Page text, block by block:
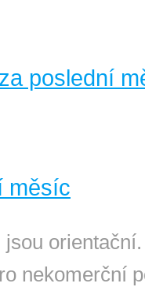
poslední
měsíc
jsou
nekomerční